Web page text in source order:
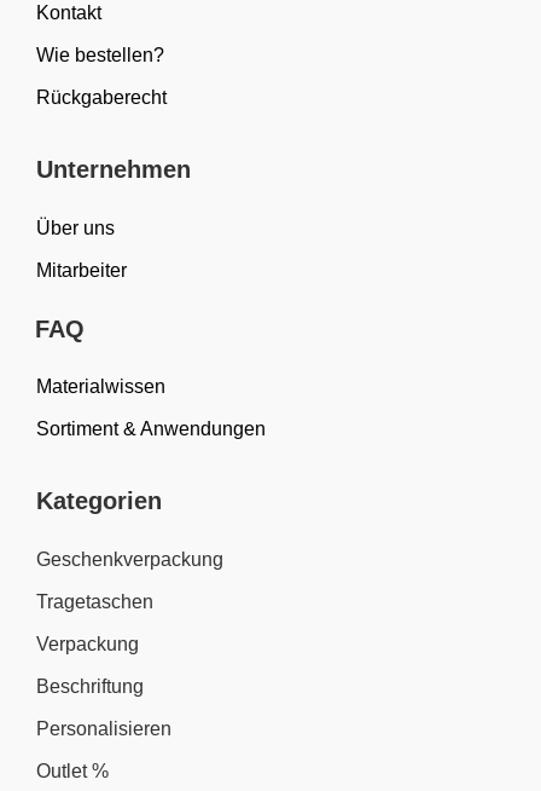
Kontakt
Wie bestellen?
Rückgaberecht
Unternehmen
Über uns
Mitarbeiter
FAQ
Materialwissen
Sortiment & Anwendungen
Kategorien
Geschenkverpackung
Tragetaschen
Verpackung
Beschriftung
Personalisieren
Outlet %